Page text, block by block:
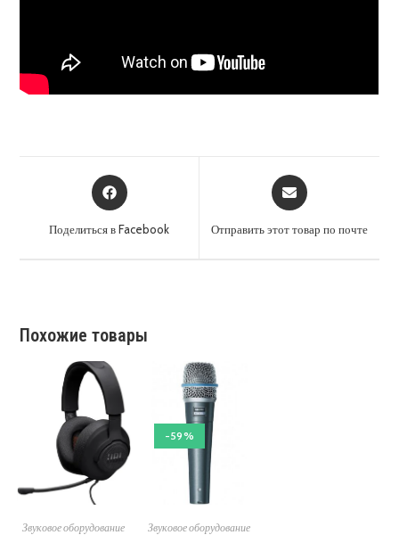
Открывается
в
Поделиться в Facebook
Открывается
в
Отправить этот товар по почте
Похожие товары
Звуковое оборудование
-59%
Звуковое оборудование